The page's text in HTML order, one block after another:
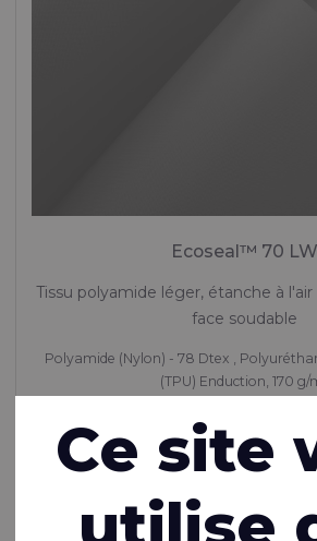
Ecoseal™ 70 LW
Tissu polyamide léger, étanche à l'air
face soudable
Polyamide (Nylon) - 78 Dtex ,
(TPU) Enduction, 170 g/
Ce site
utilise